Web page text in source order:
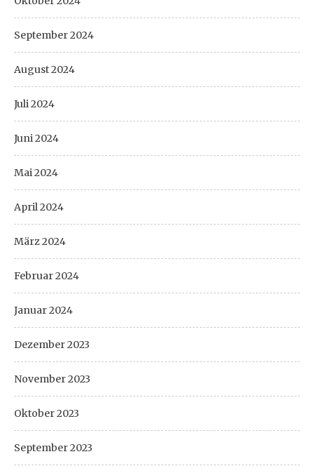
September 2024
August 2024
Juli 2024
Juni 2024
Mai 2024
April 2024
März 2024
Februar 2024
Januar 2024
Dezember 2023
November 2023
Oktober 2023
September 2023